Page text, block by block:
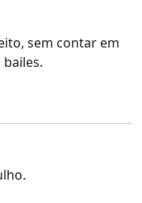
sem contar em